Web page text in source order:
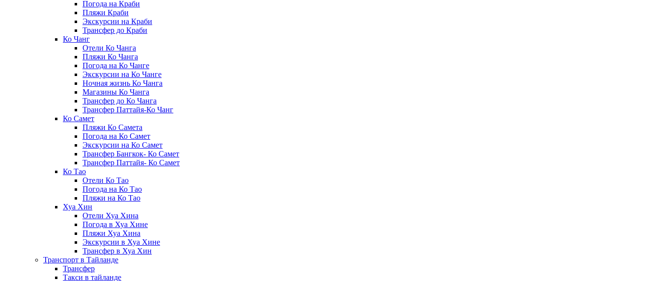
Погода на Краби
Пляжи Краби
Экскурсии на Краби
Трансфер до Краби
Ко Чанг
Отели Ко Чанга
Пляжи Ко Чанга
Погода на Ко Чанге
Экскурсии на Ко Чанге
Ночная жизнь Ко Чанга
Магазины Ко Чанга
Трансфер до Ко Чанга
Трансфер Паттайя-Ко Чанг
Ко Самет
Пляжи Ко Самета
Погода на Ко Самет
Экскурсии на Ко Самет
Трансфер Бангкок- Ко Самет
Трансфер Паттайя- Ко Самет
Ко Тао
Отели Ко Тао
Погода на Ко Тао
Пляжи на Ко Тао
Хуа Хин
Отели Хуа Хина
Погода в Хуа Хине
Пляжи Хуа Хина
Экскурсии в Хуа Хине
Трансфер в Хуа Хин
Транспорт в Тайланде
Трансфер
Такси в тайланде